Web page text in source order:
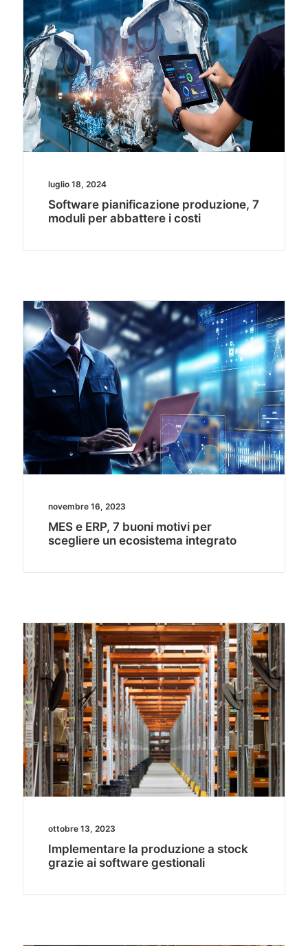
luglio 18, 2024
Software pianificazione produzione, 7
moduli per abbattere i costi
novembre 16, 2023
MES e ERP, 7 buoni motivi per
scegliere un ecosistema integrato
ottobre 13, 2023
Implementare la produzione a stock
grazie ai software gestionali